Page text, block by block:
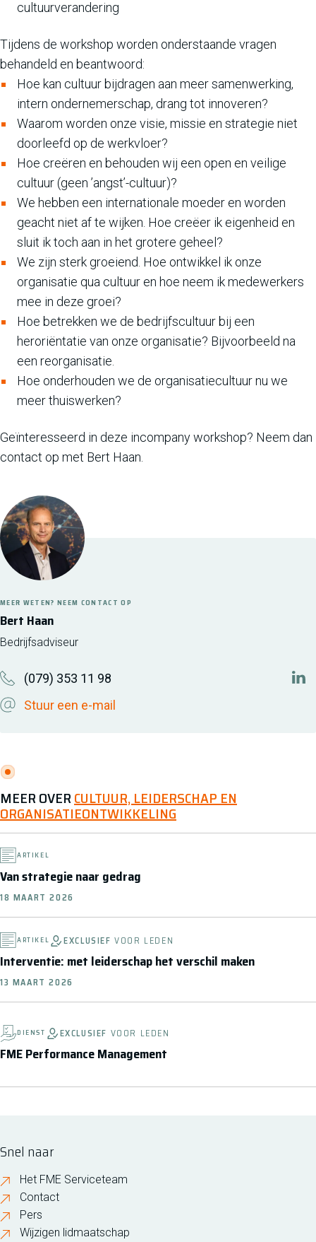
cultuurverandering
Tijdens de workshop worden onderstaande vragen
behandeld en beantwoord:
Hoe kan cultuur bijdragen aan meer samenwerking,
intern ondernemerschap, drang tot innoveren?
Waarom worden onze visie, missie en strategie niet
doorleefd op de werkvloer?
Hoe creëren en behouden wij een open en veilige
cultuur (geen ’angst’-cultuur)?
We hebben een internationale moeder en worden
geacht niet af te wijken. Hoe creëer ik eigenheid en
sluit ik toch aan in het grotere geheel?
We zijn sterk groeiend. Hoe ontwikkel ik onze
organisatie qua cultuur en hoe neem ik medewerkers
mee in deze groei?
Hoe betrekken we de bedrijfscultuur bij een
heroriëntatie van onze organisatie? Bijvoorbeeld na
een reorganisatie.
Hoe onderhouden we de organisatiecultuur nu we
meer thuiswerken?
Geïnteresseerd in deze incompany workshop? Neem dan
contact op met Bert Haan.
Bert Haan
MEER WETEN? NEEM CONTACT OP
Bedrijfsadviseur
(079) 353 11 98
Stuur een e-mail
MEER OVERCULTUUR, LEIDERSCHAP EN
ORGANISATIEONTWIKKELING
ARTIKEL
Van strategie naar gedrag
18 MAART 2026
ARTIKEL EXCLUSIEFVOOR LEDEN
Interventie: met leiderschap het verschil maken
13 MAART 2026
DIENST EXCLUSIEF VOOR LEDEN
FME Performance Management
Snel naar
Het FME Serviceteam
Contact
Pers
Wijzigen lidmaatschap